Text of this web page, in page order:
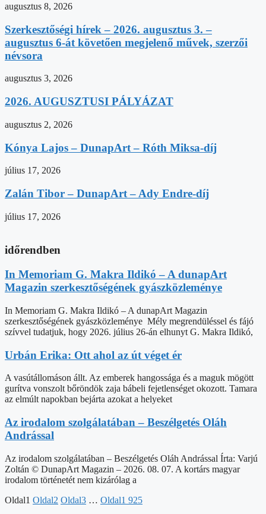
augusztus 8, 2026
Szerkesztőségi hírek – 2026. augusztus 3. –
augusztus 6-át követően megjelenő művek, szerzői
névsora
augusztus 3, 2026
2026. AUGUSZTUSI PÁLYÁZAT
augusztus 2, 2026
Kónya Lajos – DunapArt – Róth Miksa-díj
július 17, 2026
Zalán Tibor – DunapArt – Ady Endre-díj
július 17, 2026
időrendben
In Memoriam G. Makra Ildikó – A dunapArt
Magazin szerkesztőségének gyászközleménye
In Memoriam G. Makra Ildikó – A dunapArt Magazin
szerkesztőségének gyászközleménye Mély megrendüléssel és fájó
szívvel tudatjuk, hogy 2026. július 26-án elhunyt G. Makra Ildikó,
Urbán Erika: Ott ahol az út véget ér
A vasútállomáson állt. Az emberek hangossága és a maguk mögött
gurítva vonszolt bőröndök zaja bábeli fejetlenséget okozott. Tamara
az elmúlt napokban bejárta azokat a helyeket
Az irodalom szolgálatában – Beszélgetés Oláh
Andrással
Az irodalom szolgálatában – Beszélgetés Oláh Andrással Írta: Varjú
Zoltán © DunapArt Magazin – 2026. 08. 07. A kortárs magyar
irodalom történetét nem kizárólag a
Oldal1 Oldal2 Oldal3 … Oldal1 925